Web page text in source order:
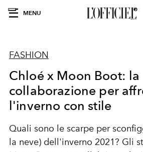
MENU
FASHION
Chloé x Moon Boot: la
collaborazione per
l'inverno con stile
Quali sono le scarpe per
la neve) dell'inverno 2021? Gli